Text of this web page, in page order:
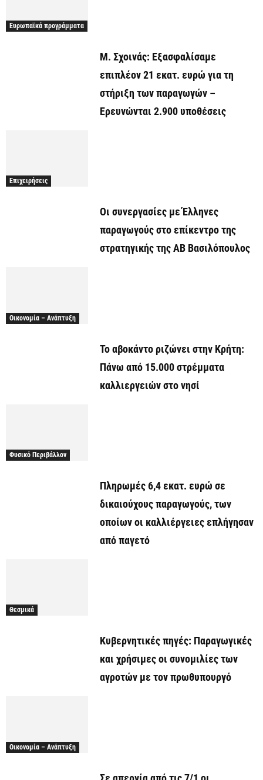
Ευρωπαϊκά προγράμματα
Μ. Σχοινάς: Εξασφαλίσαμε
επιπλέον 21 εκατ. ευρώ για τη
στήριξη των παραγωγών –
Ερευνώνται 2.900 υποθέσεις
Επιχειρήσεις
Οι συνεργασίες με Έλληνες
παραγωγούς στο επίκεντρο της
στρατηγικής της ΑΒ Βασιλόπουλος
Οικονομία – Ανάπτυξη
Το αβοκάντο ριζώνει στην Κρήτη:
Πάνω από 15.000 στρέμματα
καλλιεργειών στο νησί
Φυσικό Περιβάλλον
Πληρωμές 6,4 εκατ. ευρώ σε
δικαιούχους παραγωγούς, των
οποίων οι καλλιέργειες επλήγησαν
από παγετό
Θεσμικά
Κυβερνητικές πηγές: Παραγωγικές
και χρήσιμες οι συνομιλίες των
αγροτών με τον πρωθυπουργό
Οικονομία – Ανάπτυξη